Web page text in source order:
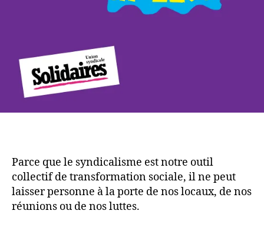
Parce que le syndicalisme est notre outil
collectif de transformation sociale, il ne peut
laisser personne à la porte de nos locaux, de nos
réunions ou de nos luttes.